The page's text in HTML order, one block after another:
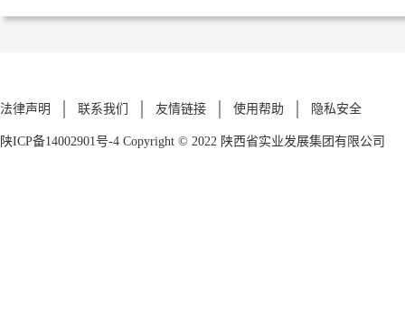
法律声明 联系我们 友情链接 使用帮助 隐私安全
陕ICP备14002901号-4 Copyright © 2022 陕西省实业发展集团有限公司